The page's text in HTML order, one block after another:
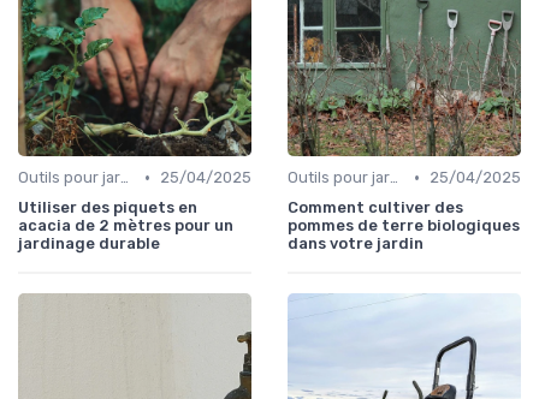
Outils pour jardinage écologique •
25/04/2025
Utiliser des piquets en
acacia de 2 mètres pour un
jardinage durable
Outils pour jardinage écologique •
25/04/2025
Comment cultiver des
pommes de terre biologiques
dans votre jardin